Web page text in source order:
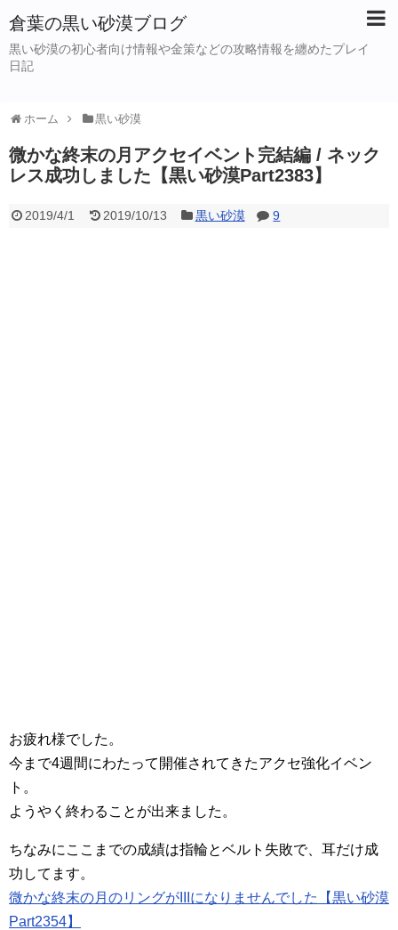
倉葉の黒い砂漠ブログ
黒い砂漠の初心者向け情報や金策などの攻略情報を纏めたプレイ
日記
ホーム 黒い砂漠
微かな終末の月アクセイベント完結編 / ネック
レス成功しました【黒い砂漠Part2383】
2019/4/1 2019/10/13 黒い砂漠 9
お疲れ様でした。
今まで4週間にわたって開催されてきたアクセ強化イベン
ト。
ようやく終わることが出来ました。
ちなみにここまでの成績は指輪とベルト失敗で、耳だけ成
功してます。
微かな終末の月のリングがIIIになりませんでした【黒い砂漠
Part2354】